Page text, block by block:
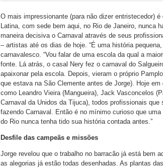
O mais impressionante (para não dizer entristecedor)
Latina, com sede bem aqui, no Rio de Janeiro, nunca
maneira decisiva o Carnaval através de seus
– artistas até os dias de hoje. “É uma história
carnavalesco. “Vou falar de uma escola da qual a
fonte. Lá atrás, o casal Nery fez o carnaval do
apaixonar pela escola. Depois, vieram o próprio
que estava na São Clemente antes de Jorge). Hoje
como Leandro Vieira (Mangueira), Jack Vasconcelos
Carnaval da Unidos da Tijuca), todos profissionais
fazendo Carnaval. Então é no mínimo curioso que
do Rio nunca tenha tido sua história contada antes.”
Desfile das campeãs e missões
Jorge revelou que o trabalho no barracão já está bem
as alegorias já estão todas desenhadas. As plantas